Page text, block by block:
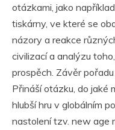
otázkami, jako
tiskárny, ve které se
názory a reakce
civilizací a analýzu
prospěch. Závěr
Přináší otázku, do jaké
hlubší hru v globálním
nastolení tzv. new age